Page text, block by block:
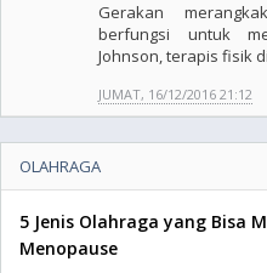
Gerakan
berfungsi untuk
Johnson, terapis fisik
JUMAT, 16/12/2016 21:12
OLAHRAGA
5 Jenis Olahraga yang Bisa
Menopause